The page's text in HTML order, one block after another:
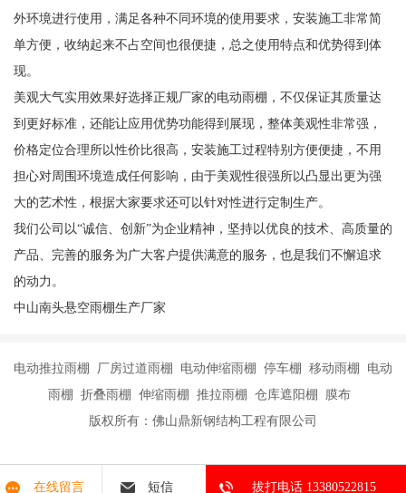
外环境进行使用，满足各种不同环境的使用要求，安装施工非常简
单方便，收纳起来不占空间也很便捷，总之使用特点和优势得到体
现。
美观大气实用效果好选择正规厂家的电动雨棚，不仅保证其质量达
到更好标准，还能让应用优势功能得到展现，整体美观性非常强，
价格定位合理所以性价比很高，安装施工过程特别方便便捷，不用
担心对周围环境造成任何影响，由于美观性很强所以凸显出更为强
大的艺术性，根据大家要求还可以针对性进行定制生产。
我们公司以“诚信、创新”为企业精神，坚持以优良的技术、高质量的
产品、完善的服务为广大客户提供满意的服务，也是我们不懈追求
的动力。
中山南头悬空雨棚生产厂家
电动推拉雨棚 厂房过道雨棚 电动伸缩雨棚 停车棚 移动雨棚 电动
雨棚 折叠雨棚 伸缩雨棚 推拉雨棚 仓库遮阳棚 膜布
版权所有：佛山鼎新钢结构工程有限公司
在线留言 短信 拔打电话 13380522815